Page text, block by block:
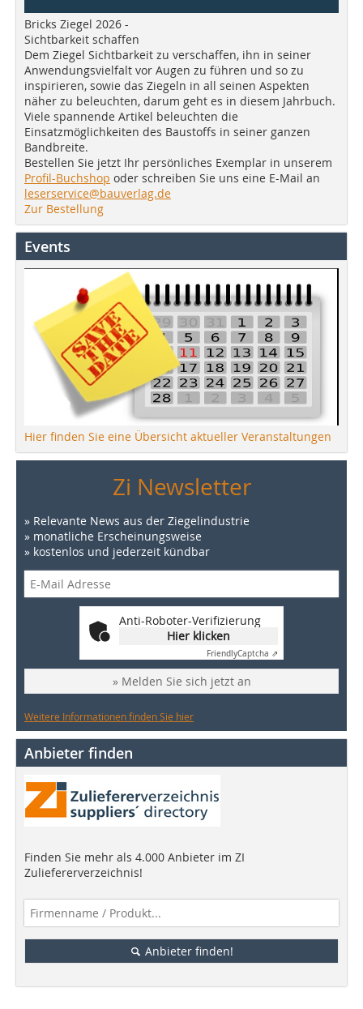
Bricks Ziegel 2026 -
Sichtbarkeit schaffen
Dem Ziegel Sichtbarkeit zu verschaffen, ihn in seiner
Anwendungsvielfalt vor Augen zu führen und so zu
inspirieren, sowie das Ziegeln in all seinen Aspekten
näher zu beleuchten, darum geht es in diesem Jahrbuch.
Viele spannende Artikel beleuchten die
Einsatzmöglichkeiten des Baustoffs in seiner ganzen
Bandbreite.
Bestellen Sie jetzt Ihr persönliches Exemplar in unserem
Profil-Buchshop oder schreiben Sie uns eine E-Mail an
leserservice@bauverlag.de
Zur Bestellung
Events
Hier finden Sie eine Übersicht aktueller Veranstaltungen
Zi Newsletter
» Relevante News aus der Ziegelindustrie
» monatliche Erscheinungsweise
» kostenlos und jederzeit kündbar
Anti-Roboter-Verifizierung
Hier klicken
FriendlyCaptcha ⇗
» Melden Sie sich jetzt an
Weitere Informationen finden Sie hier
Anbieter finden
Finden Sie mehr als 4.000 Anbieter im ZI
Zuliefererverzeichnis!
Anbieter finden!